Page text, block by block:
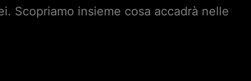
Scopriamo insieme cosa accadrà nelle